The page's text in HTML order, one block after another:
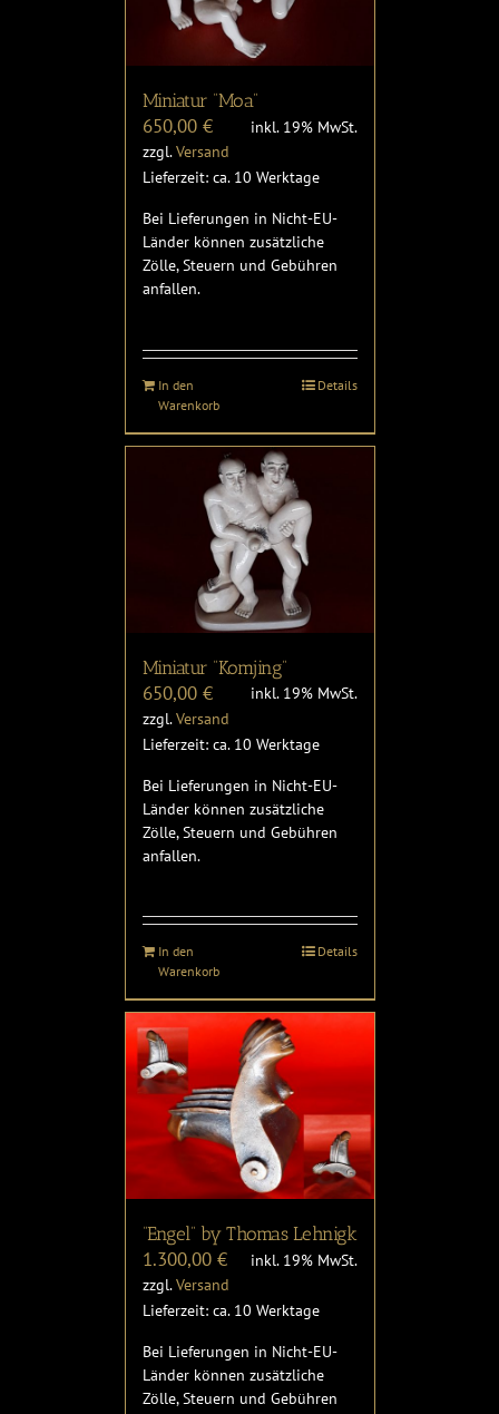
Miniatur “Moa”
650,00 €
inkl. 19% MwSt.
zzgl.Versand
Lieferzeit: ca. 10 Werktage
Bei Lieferungen in Nicht-EU-
Länder können zusätzliche
Zölle, Steuern und Gebühren
anfallen.
In den
Warenkorb
Details
Miniatur “Komjing”
650,00 €
inkl. 19% MwSt.
zzgl.Versand
Lieferzeit: ca. 10 Werktage
Bei Lieferungen in Nicht-EU-
Länder können zusätzliche
Zölle, Steuern und Gebühren
anfallen.
In den
Warenkorb
Details
“Engel” by Thomas Lehnigk
1.300,00 €
inkl. 19% MwSt.
zzgl.Versand
Lieferzeit: ca. 10 Werktage
Bei Lieferungen in Nicht-EU-
Länder können zusätzliche
Zölle, Steuern und Gebühren